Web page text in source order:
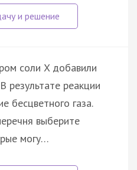
соли X добавили
результате реакции
бесцветного газа.
выберите
могу…